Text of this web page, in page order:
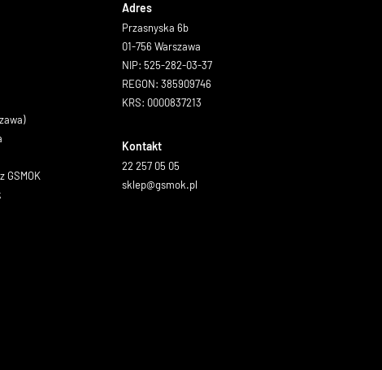
GSMOK
Adres
Przasnyska 6b
01-756 Warszawa
NIP: 525-282-03-37
REGON: 385909746
KRS: 0000837213
Kontakt
22 257 05 05
sklep@gsmok.pl